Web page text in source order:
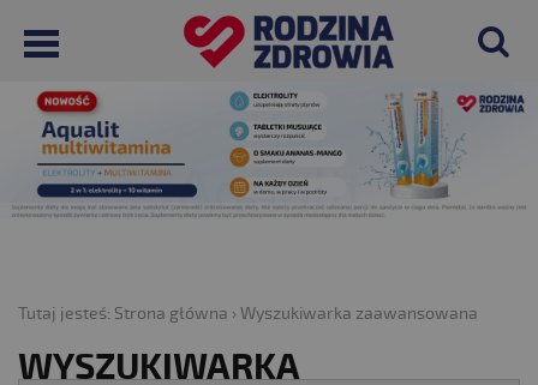
Tutaj jesteś: Strona główna › Wyszukiwarka zaawansowana
WYSZUKIWARKA